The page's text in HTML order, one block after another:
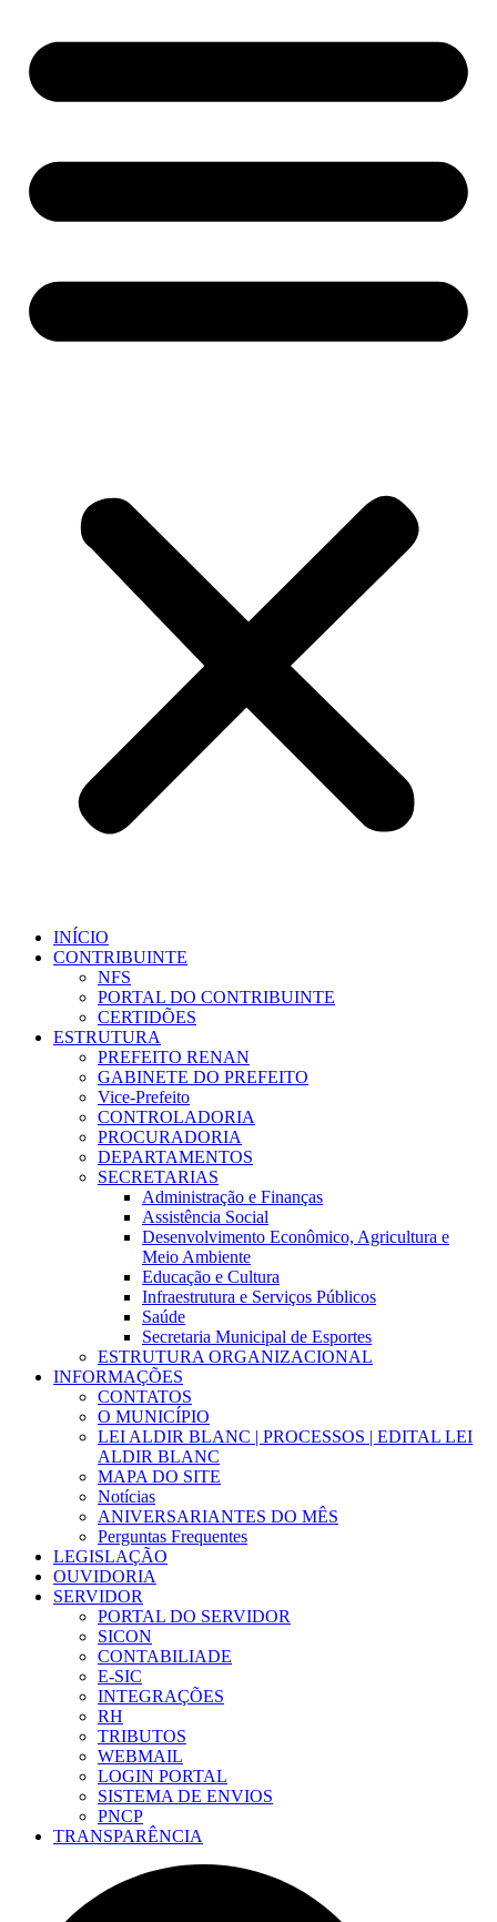
INÍCIO
CONTRIBUINTE
NFS
PORTAL DO CONTRIBUINTE
CERTIDÕES
ESTRUTURA
PREFEITO RENAN
GABINETE DO PREFEITO
Vice-Prefeito
CONTROLADORIA
PROCURADORIA
DEPARTAMENTOS
SECRETARIAS
Administração e Finanças
Assistência Social
Desenvolvimento Econômico, Agricultura e
Meio Ambiente
Educação e Cultura
Infraestrutura e Serviços Públicos
Saúde
Secretaria Municipal de Esportes
ESTRUTURA ORGANIZACIONAL
INFORMAÇÕES
CONTATOS
O MUNICÍPIO
LEI ALDIR BLANC | PROCESSOS | EDITAL LEI
ALDIR BLANC
MAPA DO SITE
Notícias
ANIVERSARIANTES DO MÊS
Perguntas Frequentes
LEGISLAÇÃO
OUVIDORIA
SERVIDOR
PORTAL DO SERVIDOR
SICON
CONTABILIADE
E-SIC
INTEGRAÇÕES
RH
TRIBUTOS
WEBMAIL
LOGIN PORTAL
SISTEMA DE ENVIOS
PNCP
TRANSPARÊNCIA